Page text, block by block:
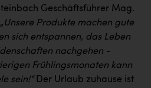
Geschäftsführer Mag.
Unsere Produkte machen gute
sich entspannen, das Leben
nachgehen -
Frühlingsmonaten kann
sein!“Der Urlaub zuhause ist